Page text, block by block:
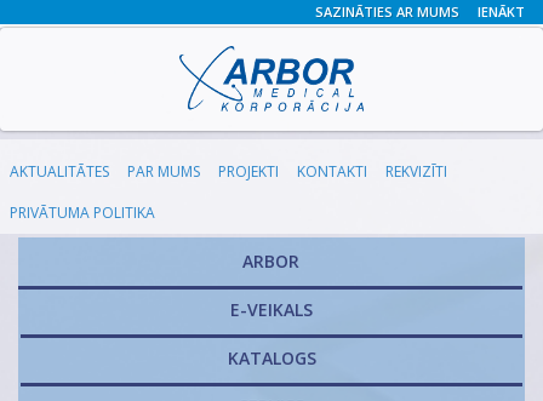
IENĀKT
SAZINĀTIES AR MUMS
AKTUALITĀTES PAR MUMS PROJEKTI KONTAKTI
REKVIZĪTI
PRIVĀTUMA POLITIKA
ARBOR
E-VEIKALS
KATALOGS